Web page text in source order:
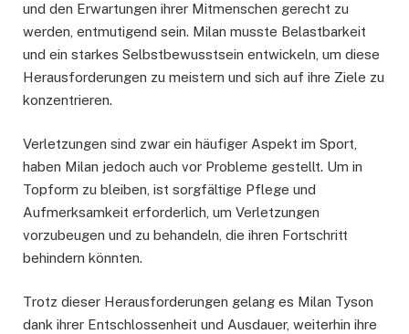
und den Erwartungen ihrer Mitmenschen gerecht zu
werden, entmutigend sein. Milan musste Belastbarkeit
und ein starkes Selbstbewusstsein entwickeln, um diese
Herausforderungen zu meistern und sich auf ihre Ziele zu
konzentrieren.
Verletzungen sind zwar ein häufiger Aspekt im Sport,
haben Milan jedoch auch vor Probleme gestellt. Um in
Topform zu bleiben, ist sorgfältige Pflege und
Aufmerksamkeit erforderlich, um Verletzungen
vorzubeugen und zu behandeln, die ihren Fortschritt
behindern könnten.
Trotz dieser Herausforderungen gelang es Milan Tyson
dank ihrer Entschlossenheit und Ausdauer, weiterhin ihre